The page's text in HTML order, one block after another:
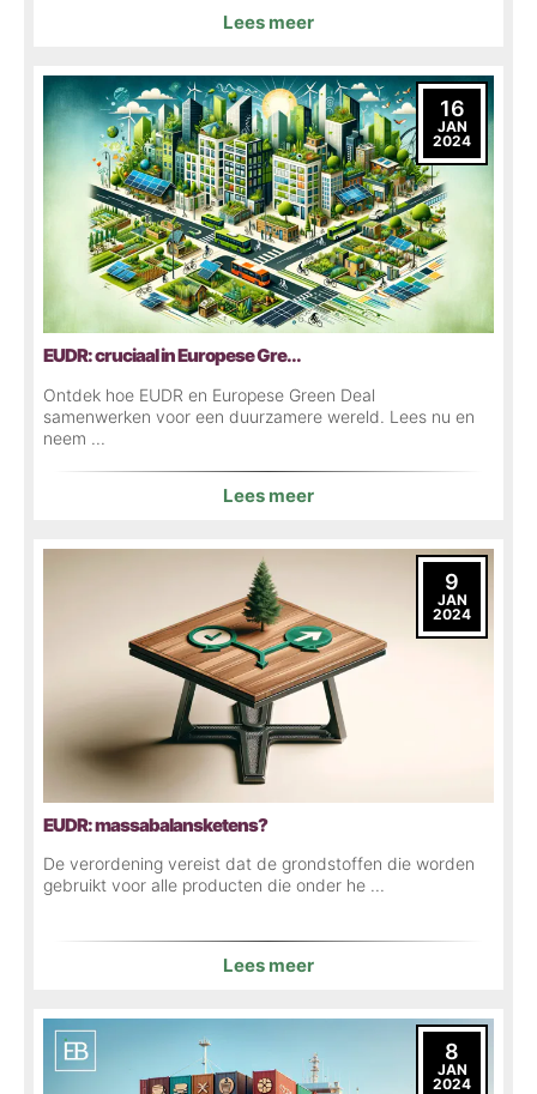
Lees meer
16
JAN
2024
EUDR: cruciaal in Europese Gre...
Ontdek hoe EUDR en Europese Green Deal
samenwerken voor een duurzamere wereld. Lees nu en
neem ...
Lees meer
9
JAN
2024
EUDR: massabalansketens?
De verordening vereist dat de grondstoffen die worden
gebruikt voor alle producten die onder he ...
Lees meer
8
JAN
2024